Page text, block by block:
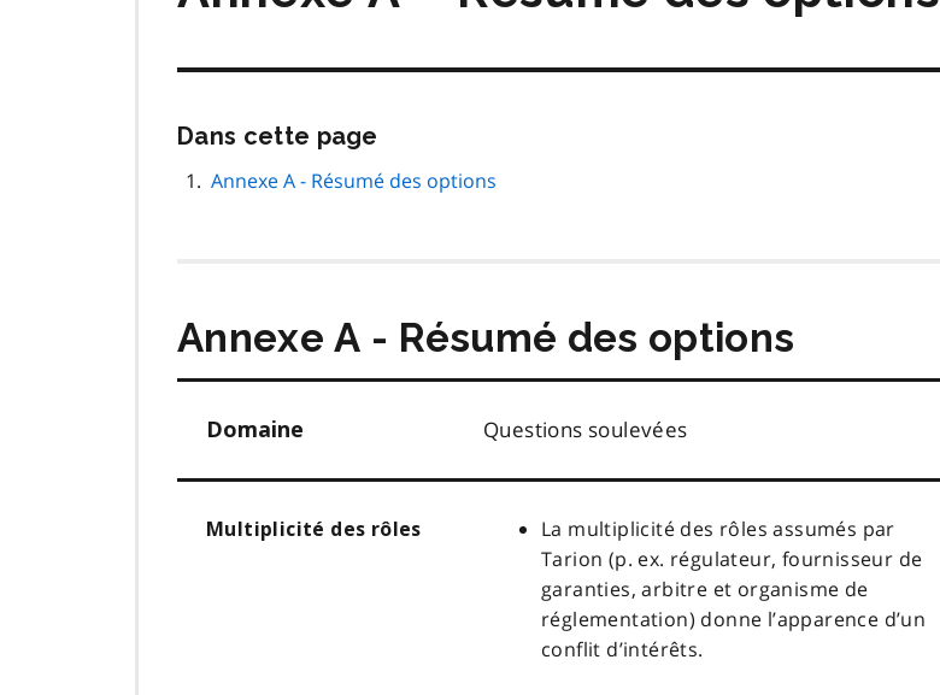
Dans cette page
navigation
Annexe A - Résumé des options
Annexe A - Résumé des options
Domaine Questions soulevées
Multiplicité des rôles
La multiplicité des rôles assumés par
Tarion (p. ex. régulateur, fournisseur de
garanties, arbitre et organisme de
réglementation) donne l’apparence d’un
conflit d’intérêts.